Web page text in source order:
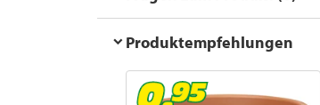
Produktempfehlungen